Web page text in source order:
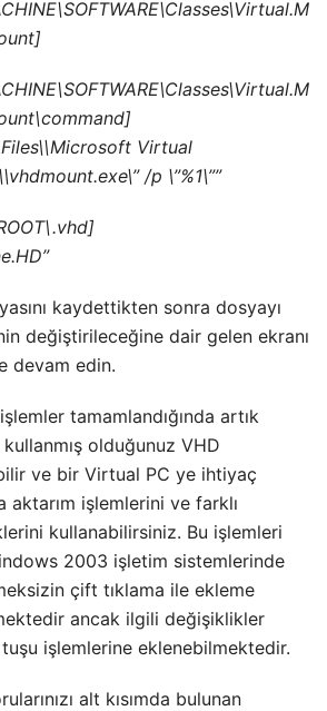
Files\\Microsoft Virtual
/p \”%1\””
kaydettikten sonra dosyayı
değiştirileceğine dair gelen ekranı
devam edin.
tamamlandığında artık
olduğunuz VHD
ve bir Virtual PC ye ihtiyaç
aktarım işlemlerini ve farklı
kullanabilirsiniz. Bu işlemleri
2003 işletim sistemlerinde
çift tıklama ile ekleme
ancak ilgili değişiklikler
işlemlerine eklenebilmektedir.
alt kısımda bulunan